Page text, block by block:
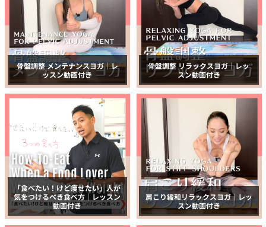
骨盤調整 メンテナンスヨガ｜レ
ッスン動画付き
骨盤調整 リラックスヨガ｜レッ
スン動画付き
「食べたい！けど痩せたい」人が
気をつけるべき食べ方｜レッスン
動画付き
肩こり緩和リラックスヨガ｜レッ
スン動画付き